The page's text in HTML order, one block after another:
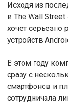
Исходя из
в The Wall Street
хочет серьезно
устройств
В этом году
сразу с
смартфонов и
сотрудничала